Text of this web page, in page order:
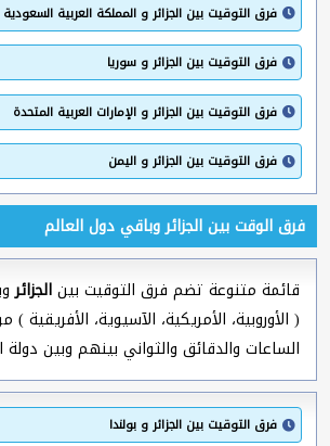
فرق التوقيت بين الجزائر و المملكة العربية السعودية
فرق التوقيت بين الجزائر و سوريا
فرق التوقيت بين الجزائر و الإمارات العربية المتحدة
فرق التوقيت بين الجزائر و اليمن
فرق الوقت بين الجزائر وباقي دول العالم
قائمة متنوعة تضم فرق التوقيت بينالجزائر
( الأوروبية، الأمريكية، الآسيوية،
الساعات والدقائق والثواني بينهم وبين دولة
فرق التوقيت بين الجزائر و بولندا